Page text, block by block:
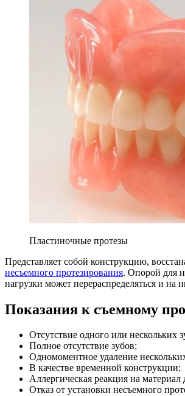
Пластиночные протезы
Представляет собой конструкцию,
несъемного протезирования. Опорой для
нагрузки может перераспределяться и на
Показания к съемному
Отсутствие одного или нескольких
Полное отсутствие зубов;
Одномоментное удаление
В качестве временной конструкции;
Аллергическая реакция на
Отказ от установки несъемного